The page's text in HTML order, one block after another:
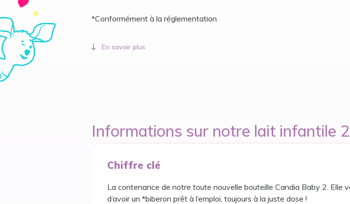
*Conformément à la réglementation
En savoir plus
Informations sur notre lait infantile
Chiffre clé
La contenance de notre toute nouvelle bouteille Candia Baby 2. Elle
d’avoir un *biberon prêt à l’emploi, toujours à la juste dose !